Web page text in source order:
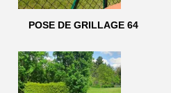
POSE DE GRILLAGE 64